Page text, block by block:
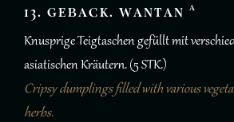
13. GEBACK. WANTANA
Knusprige Teigtaschen gefüllt mit
asiatischen Kräutern. (5 STK.)
Cripsy dumplings filled with various
herbs.